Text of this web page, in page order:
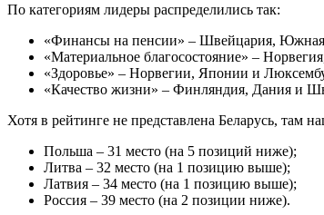
По категориям лидеры распределились так:
«Финансы на пенсии» – Швейцария, Южная
«Материальное благосостояние» –
«Здоровье» – Норвегии, Японии и
«Качество жизни» – Финляндия, Дания и
Хотя в рейтинге не представлена Беларусь, там
Польша – 31 место (на 5 позиций ниже);
Литва – 32 место (на 1 позицию выше);
Латвия – 34 место (на 1 позицию выше);
Россия – 39 место (на 2 позиции ниже).